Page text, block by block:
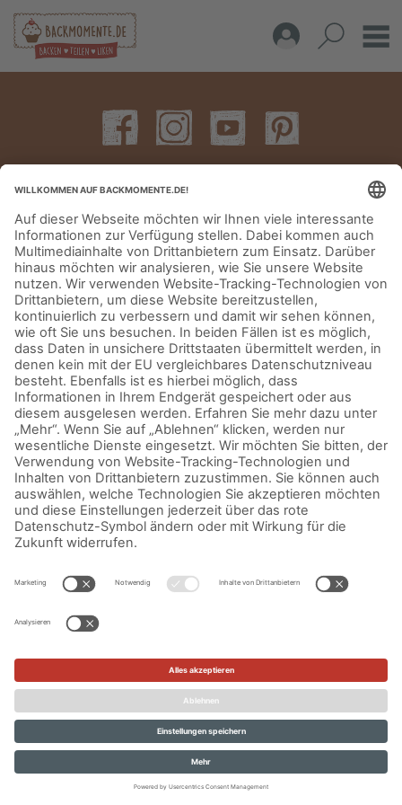
IMPRESSUM DATENSCHUTZERKLÄRUNG AGB KONTAKT
© Aurora Mühlen GmbH - Trettaustraße 49 – D-21107 Hamburg